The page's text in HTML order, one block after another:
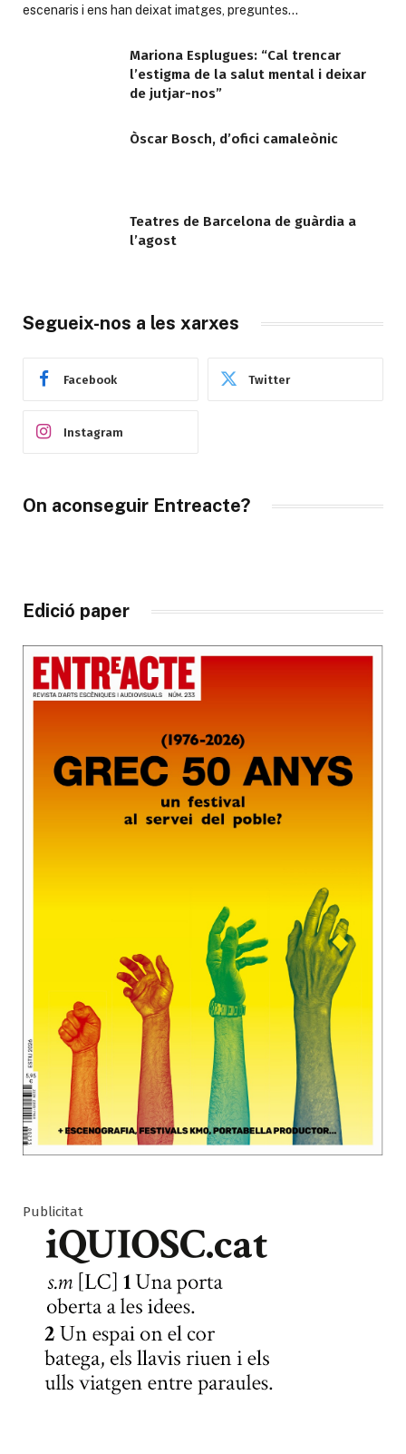
escenaris i ens han deixat imatges, preguntes…
Mariona Esplugues: “Cal trencar
l’estigma de la salut mental i deixar
de jutjar-nos”
Òscar Bosch, d’ofici camaleònic
Teatres de Barcelona de guàrdia a
l’agost
Segueix-nos a les xarxes
Facebook Twitter
Instagram
On aconseguir Entreacte?
Edició paper
Publicitat